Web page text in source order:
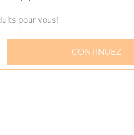
mozzarella, jambon
pour vous!
CONTINUEZ